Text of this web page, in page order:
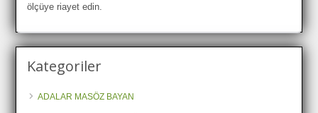
ölçüye riayet edin.
Kategoriler
ADALAR MASÖZ BAYAN